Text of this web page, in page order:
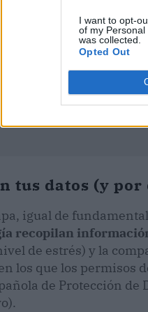
I want to opt-
of my
was collected.
Opted Out
tus datos (y
igual de
recopilan
de estrés) y la
los que los permisos
de Protección de